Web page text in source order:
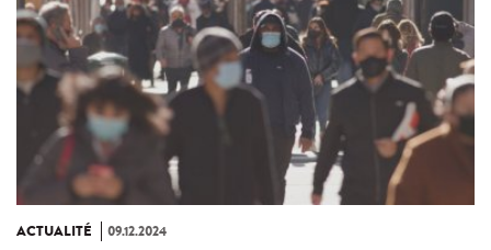
ACTUALITÉ 09.12.2024